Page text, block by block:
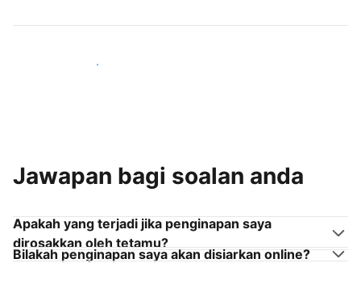
Sertai hos seperti anda
Jawapan bagi soalan anda
Apakah yang terjadi jika penginapan saya
dirosakkan oleh tetamu?
Bilakah penginapan saya akan disiarkan online?